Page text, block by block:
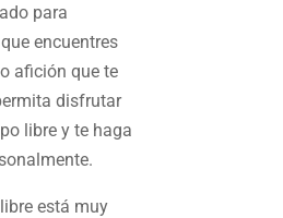
para
encuentres
afición que te
disfrutar
libre y te haga
está muy